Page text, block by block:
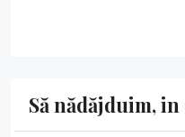
Să nădăjduim,